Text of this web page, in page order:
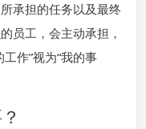
承担的任务以及最终
员工，会主动承担，
作”视为“我的事